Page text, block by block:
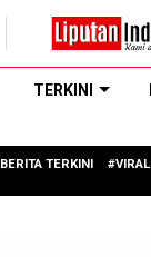
TERKINI
BERITA TERKINI #VIRAL